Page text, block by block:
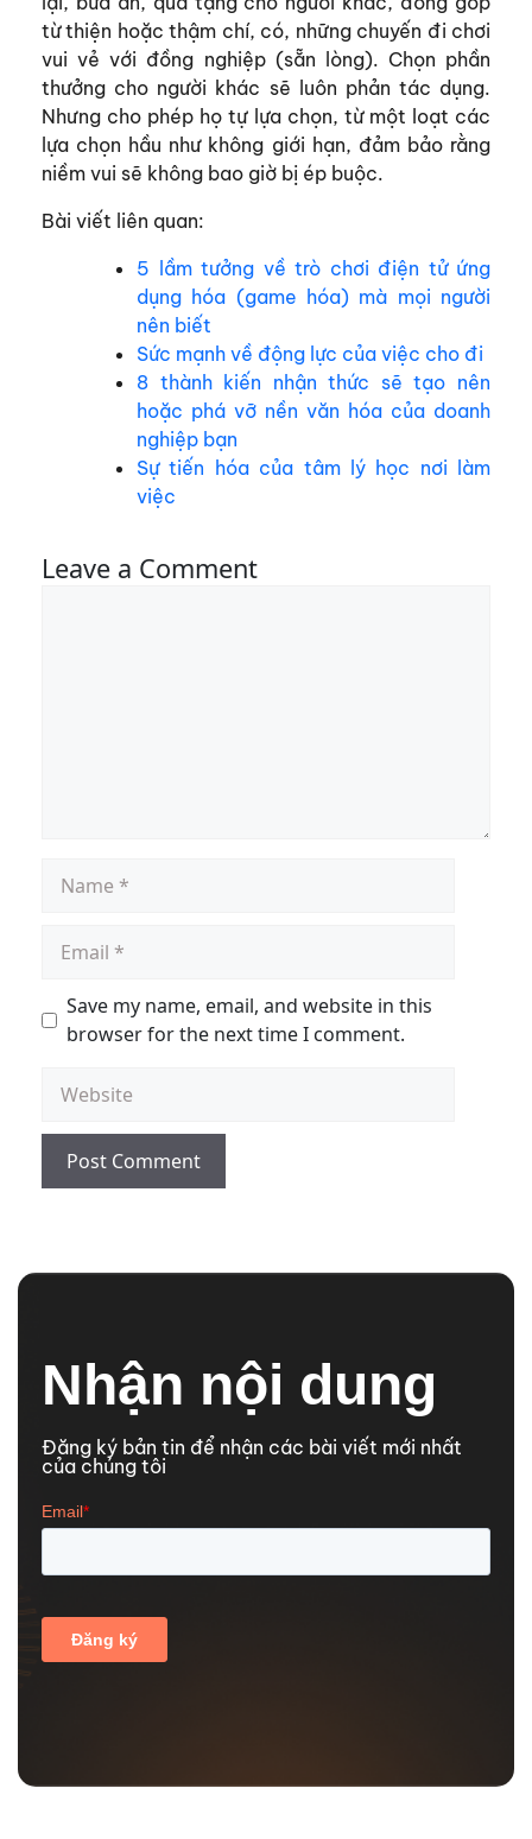
từ thiện hoặc thậm chí, có, những chuyến đi chơi
vui vẻ với đồng nghiệp (sẵn lòng). Chọn phần
thưởng cho người khác sẽ luôn phản tác dụng.
Nhưng cho phép họ tự lựa chọn, từ một loạt các
lựa chọn hầu như không giới hạn, đảm bảo rằng
niềm vui sẽ không bao giờ bị ép buộc.
Bài viết liên quan:
5 lầm tưởng về trò chơi điện tử ứng
dụng hóa (game hóa) mà mọi người
nên biết
Sức mạnh về động lực của việc cho đi
8 thành kiến nhận thức sẽ tạo nên
hoặc phá vỡ nền văn hóa của doanh
nghiệp bạn
Sự tiến hóa của tâm lý học nơi làm
việc
Leave a Comment
Save my name, email, and website in this
browser for the next time I comment.
Nhận nội dung
Đăng ký bản tin để nhận các bài viết mới nhất
của chúng tôi